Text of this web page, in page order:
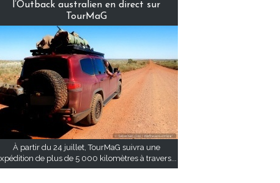
l’Outback australien en direct sur
TourMaG
À partir du 24 juillet, TourMaG suivra une
de plus de 5 000 kilomètres à travers...